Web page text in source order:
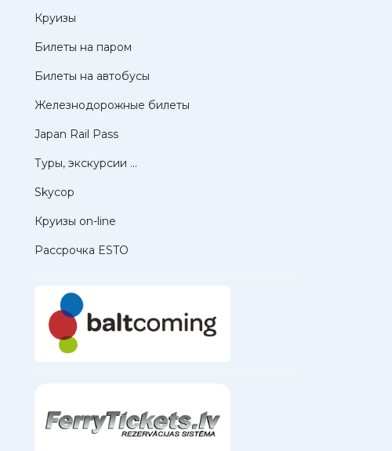
Круизы
Билеты на паром
Билеты на автобусы
Железнодорожные билеты
Japan Rail Pass
Туры, экскурсии ...
Skycop
Круизы on-line
Рассрочка ESTO